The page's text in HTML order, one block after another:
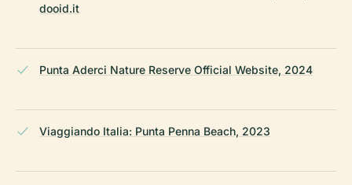
dooid.it
Punta Aderci Nature Reserve Official Website, 2024
Viaggiando Italia: Punta Penna Beach, 2023